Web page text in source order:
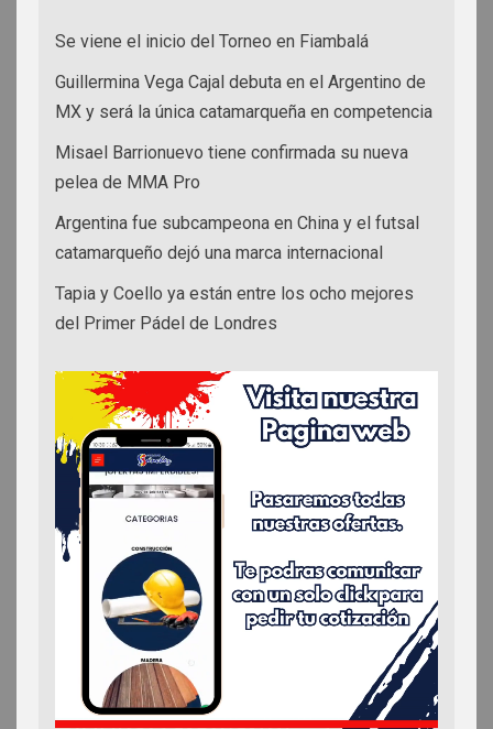
Se viene el inicio del Torneo en Fiambalá
Guillermina Vega Cajal debuta en el Argentino de
MX y será la única catamarqueña en competencia
Misael Barrionuevo tiene confirmada su nueva
pelea de MMA Pro
Argentina fue subcampeona en China y el futsal
catamarqueño dejó una marca internacional
Tapia y Coello ya están entre los ocho mejores
del Primer Pádel de Londres